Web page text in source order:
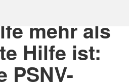
mehr als
Hilfe ist:
PSNV-